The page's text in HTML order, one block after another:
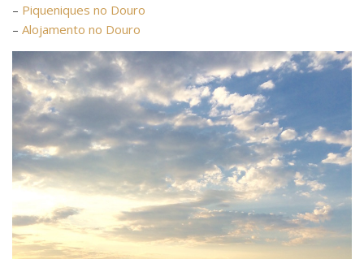
– Piqueniques no Douro
– Alojamento no Douro